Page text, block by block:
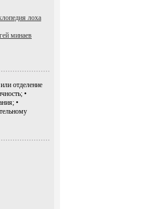
лоха
минаев
отделение
•
•